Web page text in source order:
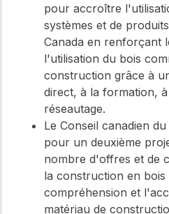
pour accroître
systèmes et de
Canada en renforçant
l'utilisation du bois
construction grâce à
direct, à la formation,
réseautage.
Le Conseil canadien
pour un deuxième
nombre d'offres et de
la construction en
compréhension et
matériau de